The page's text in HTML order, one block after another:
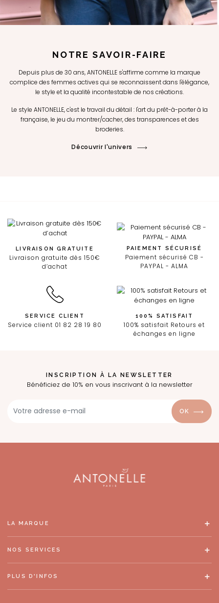
NOTRE SAVOIR-FAIRE
Depuis plus de 30 ans, ANTONELLE s'affirme comme la marque
complice des femmes actives qui se reconnaissent dans l'élégance,
le style et la qualité incontestable de nos créations.
Le style ANTONELLE, c'est le travail du détail : l'art du prêt-à-porter à la
française, le jeu du montrer/cacher, des transparences et des
broderies.
Découvrir l'univers
LIVRAISON GRATUITE
Livraison gratuite dès 150€
d’achat
PAIEMENT SÉCURISÉ
Paiement sécurisé CB -
PAYPAL - ALMA
SERVICE CLIENT
Service client 01 82 28 19 80
100% SATISFAIT
100% satisfait Retours et
échanges en ligne
INSCRIPTION À LA NEWSLETTER
Bénéficiez de 10% en vous inscrivant à la newsletter
OK
LA MARQUE
NOS SERVICES
PLUS D'INFOS